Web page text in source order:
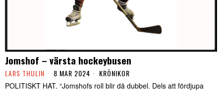
Jomshof – värsta hockeybusen
LARS THULIN 8 MAR 2024 KRÖNIKOR
POLITISKT HAT. “Jomshofs roll blir då dubbel. Dels att fördjupa